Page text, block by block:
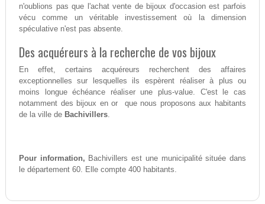
n'oublions pas que l'achat vente de bijoux d'occasion est parfois
vécu comme un véritable investissement où la dimension
spéculative n'est pas absente.
Des acquéreurs à la recherche de vos bijoux
En effet, certains acquéreurs recherchent des affaires
exceptionnelles sur lesquelles ils espèrent réaliser à plus ou
moins longue échéance réaliser une plus-value. C'est le cas
notamment des bijoux en or que nous proposons aux habitants
de la ville de Bachivillers.
Pour information, Bachivillers est une municipalité située dans
le département 60. Elle compte 400 habitants.